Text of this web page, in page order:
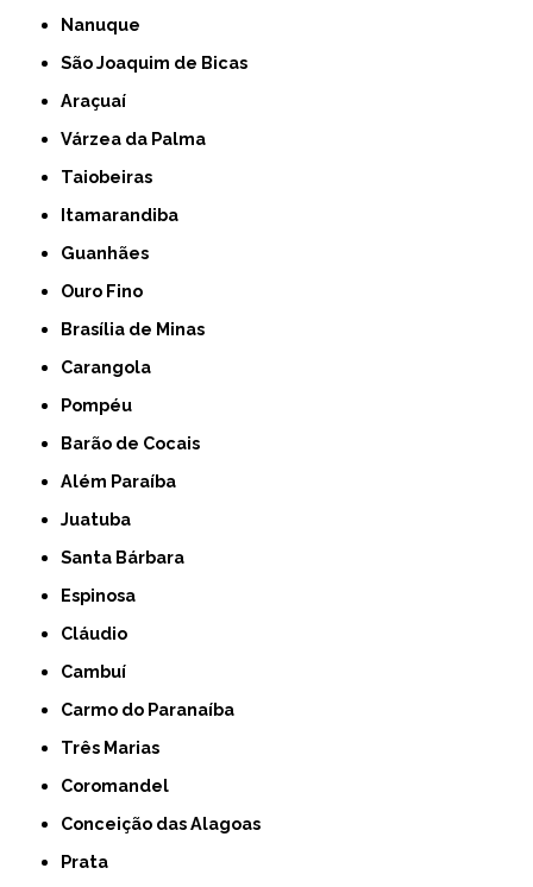
Nanuque
São Joaquim de Bicas
Araçuaí
Várzea da Palma
Taiobeiras
Itamarandiba
Guanhães
Ouro Fino
Brasília de Minas
Carangola
Pompéu
Barão de Cocais
Além Paraíba
Juatuba
Santa Bárbara
Espinosa
Cláudio
Cambuí
Carmo do Paranaíba
Três Marias
Coromandel
Conceição das Alagoas
Prata